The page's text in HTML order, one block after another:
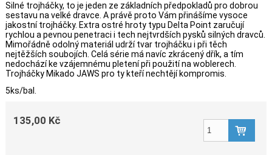
Silné trojháčky, to je jeden ze základních předpokladů pro dobrou
sestavu na velké dravce. A právě proto Vám přinášíme vysoce
jakostní trojháčky. Extra ostré hroty typu Delta Point zaručují
rychlou a pevnou penetraci i tech nejtvrdších pysků silných dravců.
Mimořádně odolný materiál udrží tvar trojháčku i při těch
nejtěžších soubojích. Celá série má navíc zkrácený dřík, a tím
nedochází ke vzájemnému pletení při použití na woblerech.
Trojháčky Mikado JAWS pro ty kteří nechtějí kompromis.
5ks/bal.
135,00 Kč